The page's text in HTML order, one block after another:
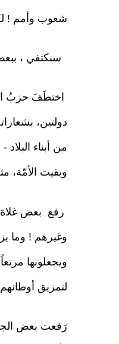
شعوب وأمم !
سنكتفي ،
اختطَفَ حزبُ
دولتين،
من أبناء
وبقيت الأمّة،
رفع بعض غلاة
وغيرهم ! وما
ويجعلونها
لتمزيق
رَفعت بعض